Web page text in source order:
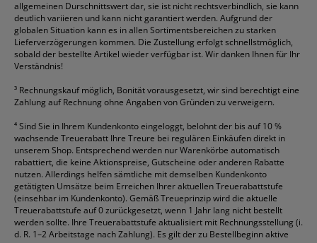
allgemeinen Durschnittswert dar, sie ist nicht rechtsverbindlich, sie kann
deutlich variieren und kann nicht garantiert werden. Aufgrund der
globalen Situation kann es in allen Sortimentsbereichen zu starken
Lieferverzögerungen kommen. Die Zustellung erfolgt schnellstmöglich,
sobald der bestellte Artikel wieder verfügbar ist. Wir danken Ihnen für Ihr
Verständnis!
³ Rechnungskauf möglich, Bonität vorausgesetzt, wir sind berechtigt eine
Zahlung auf Rechnung ohne Angaben von Gründen zu verweigern.
⁴Sind Sie in Ihrem Kundenkonto eingeloggt, belohnt der bis auf 10 %
wachsende Treuerabatt Ihre Treure bei regulären Einkäufen direkt in
unserem Shop. Entsprechend werden nur Warenkörbe automatisch
rabattiert, die keine Aktionspreise, Gutscheine oder anderen Rabatte
nutzen. Allerdings helfen sämtliche mit demselben Kundenkonto
getätigten Umsätze beim Erreichen Ihrer aktuellen Treuerabattstufe
(einsehbar im Kundenkonto). Gemäß Treueprinzip wird die aktuelle
Treuerabattstufe auf 0 zurückgesetzt, wenn 1 Jahr lang nicht bestellt
werden sollte. Ihre Treuerabattstufe aktualisiert mit Rechnungsstellung (i.
d. R. 1–2 Arbeitstage nach Zahlung). Es gilt der zu Bestellbeginn aktive